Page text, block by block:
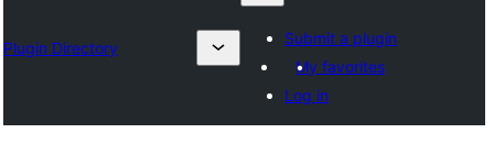
Plugin Directory
Submit a plugin
My favorites
Log in